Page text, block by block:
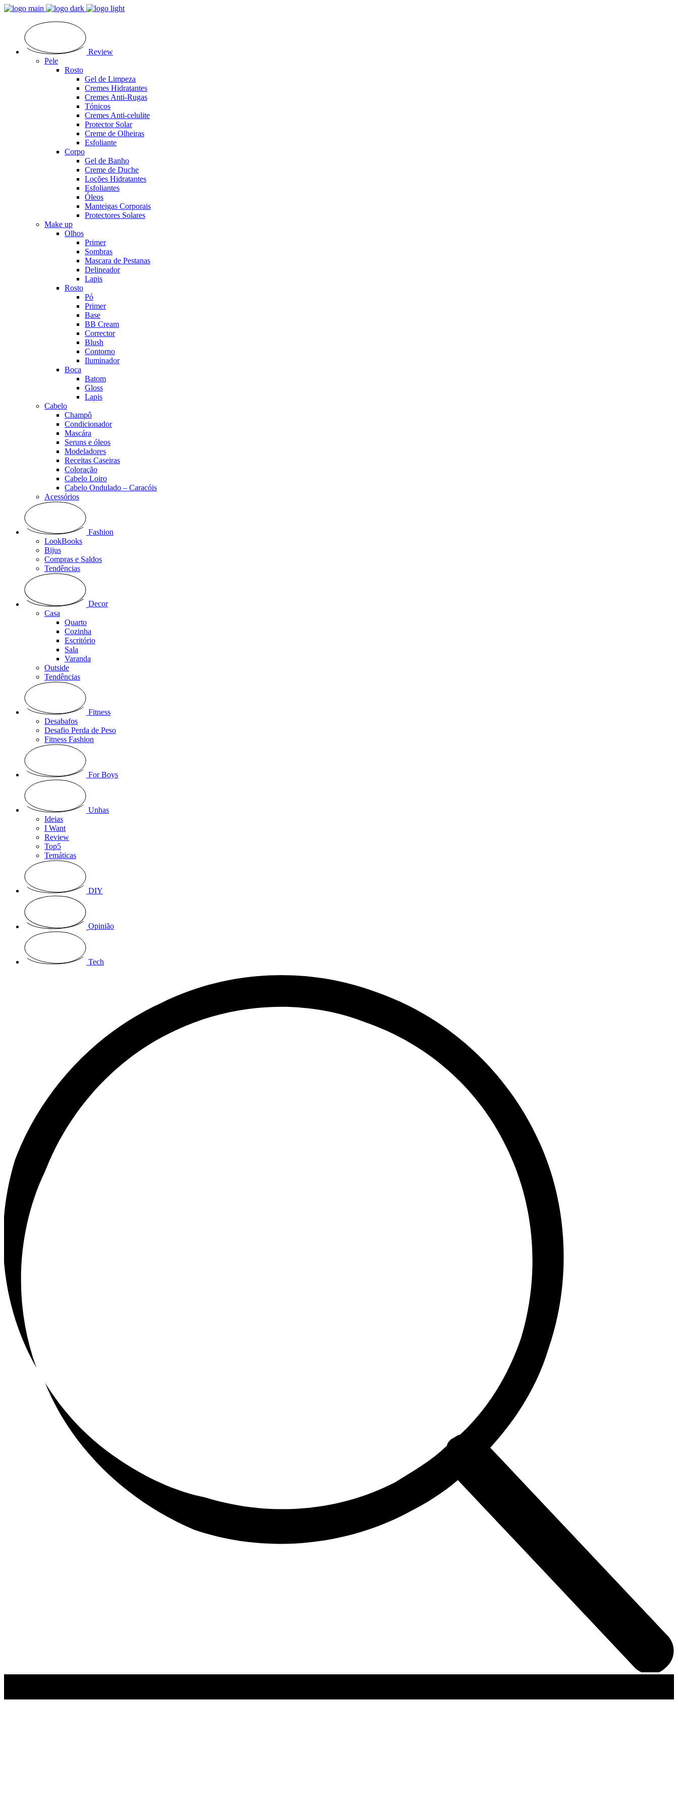
Review
Pele
Rosto
Gel de Limpeza
Cremes Hidratantes
Cremes Anti-Rugas
Tónicos
Cremes Anti-celulite
Protector Solar
Creme de Olheiras
Esfoliante
Corpo
Gel de Banho
Creme de Duche
Loções Hidratantes
Esfoliantes
Óleos
Manteigas Corporais
Protectores Solares
Make up
Olhos
Primer
Sombras
Mascara de Pestanas
Delineador
Lapis
Rosto
Pó
Primer
Base
BB Cream
Corrector
Blush
Contorno
Iluminador
Boca
Batom
Gloss
Lapis
Cabelo
Champô
Condicionador
Mascára
Seruns e óleos
Modeladores
Receitas Caseiras
Coloração
Cabelo Loiro
Cabelo Ondulado – Caracóis
Acessórios
Fashion
LookBooks
Bijus
Compras e Saldos
Tendências
Decor
Casa
Quarto
Cozinha
Escritório
Sala
Varanda
Outside
Tendências
Fitness
Desabafos
Desafio Perda de Peso
Fitness Fashion
For Boys
Unhas
Ideias
I Want
Review
Top5
Temáticas
DIY
Opinião
Tech